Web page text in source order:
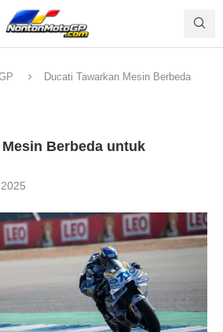
Ducati Tawarkan Mesin Berbeda
Berbeda untuk